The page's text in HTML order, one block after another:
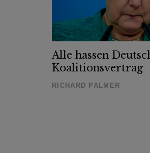
Alle hassen
Koalitionsvertrag
RICHARD PALMER